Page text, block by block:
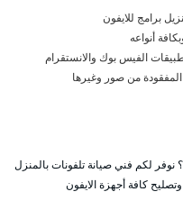
برامج للايفون
الفيس بوك والانستقرام
من صور وغيرها
لكم فني صيانة تلفونات بالمنزل
كافة أجهزة الايفون